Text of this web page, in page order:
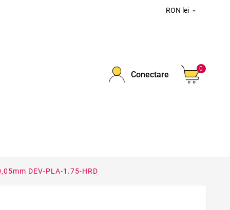
RON lei 
Conectare
0
DEV-PLA-1.75-HRD